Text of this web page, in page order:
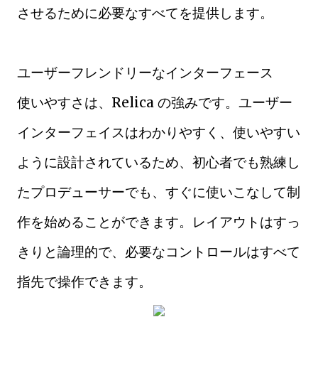
させるために必要なすべてを提供します。
ユーザーフレンドリーなインターフェース
使いやすさは、Relica の強みです。ユーザー
インターフェイスはわかりやすく、使いやすい
ように設計されているため、初心者でも熟練し
たプロデューサーでも、すぐに使いこなして制
作を始めることができます。レイアウトはすっ
きりと論理的で、必要なコントロールはすべて
指先で操作できます。